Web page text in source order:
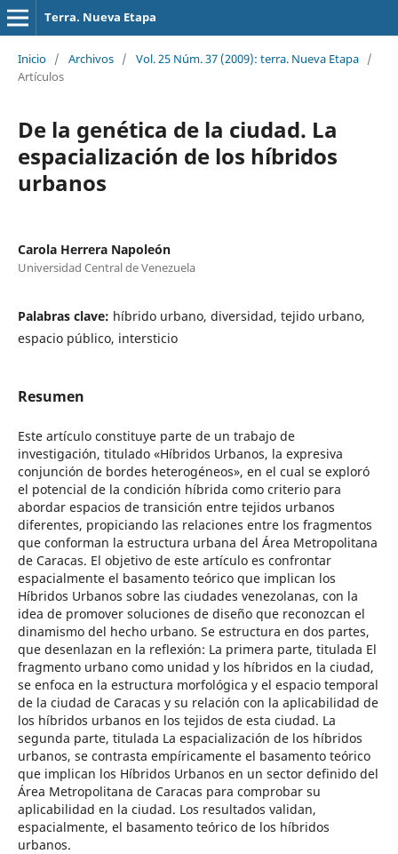
Terra. Nueva Etapa
Inicio / Archivos / Vol. 25 Núm. 37 (2009): terra. Nueva Etapa /
Artículos
De la genética de la ciudad. La
espacialización de los híbridos
urbanos
Carola Herrera Napoleón
Universidad Central de Venezuela
Palabras clave: híbrido urbano, diversidad, tejido urbano,
espacio público, intersticio
Resumen
Este artículo constituye parte de un trabajo de
investigación, titulado «Híbridos Urbanos, la expresiva
conjunción de bordes heterogéneos», en el cual se exploró
el potencial de la condición híbrida como criterio para
abordar espacios de transición entre tejidos urbanos
diferentes, propiciando las relaciones entre los fragmentos
que conforman la estructura urbana del Área Metropolitana
de Caracas. El objetivo de este artículo es confrontar
espacialmente el basamento teórico que implican los
Híbridos Urbanos sobre las ciudades venezolanas, con la
idea de promover soluciones de diseño que reconozcan el
dinamismo del hecho urbano. Se estructura en dos partes,
que desenlazan en la reflexión: La primera parte, titulada El
fragmento urbano como unidad y los híbridos en la ciudad,
se enfoca en la estructura morfológica y el espacio temporal
de la ciudad de Caracas y su relación con la aplicabilidad de
los híbridos urbanos en los tejidos de esta ciudad. La
segunda parte, titulada La espacialización de los híbridos
urbanos, se contrasta empíricamente el basamento teórico
que implican los Híbridos Urbanos en un sector definido del
Área Metropolitana de Caracas para comprobar su
aplicabilidad en la ciudad. Los resultados validan,
espacialmente, el basamento teórico de los híbridos
urbanos.